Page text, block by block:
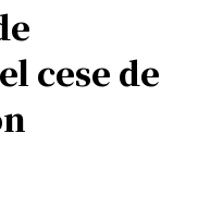
cese de